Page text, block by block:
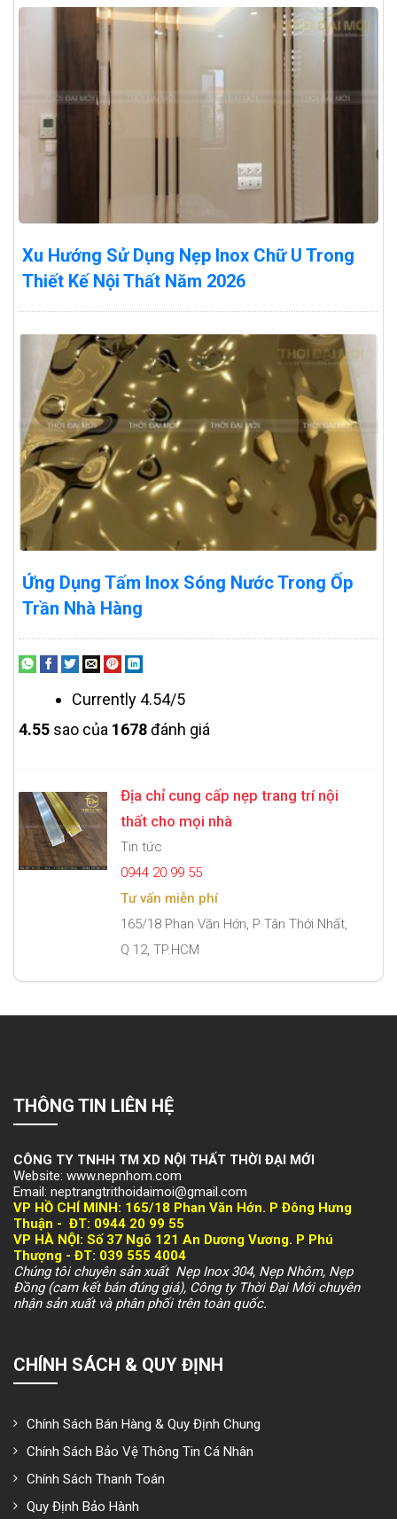
Xu Hướng Sử Dụng Nẹp Inox Chữ U Trong
Thiết Kế Nội Thất Năm 2026
Ứng Dụng Tấm Inox Sóng Nước Trong Ốp
Trần Nhà Hàng
Currently 4.54/5
4.55 sao của 1678đánh giá
Địa chỉ cung cấp nẹp trang trí nội
thất cho mọi nhà
Tin tức
0944 20 99 55
Tư vấn miễn phí
165/18 Phan Văn Hớn, P Tân Thới Nhất,
Q 12, TP.HCM
THÔNG TIN LIÊN HỆ
CÔNG TY TNHH TM XD NỘI THẤT THỜI ĐẠI MỚI
Website: www.nepnhom.com
Email: neptrangtrithoidaimoi@gmail.com
VP HỒ CHÍ MINH: 165/18 Phan Văn Hớn. P Đông Hưng
Thuận - ĐT: 0944 20 99 55
VP HÀ NỘI: Số 37 Ngõ 121 An Dương Vương. P Phú
Thượng - ĐT: 039 555 4004
Chúng tôi chuyên sản xuất Nẹp Inox 304, Nẹp Nhôm, Nẹp
Đồng (cam kết bán đúng giá), Công ty Thời Đại Mới chuyên
nhận sản xuất và phân phối trên toàn quốc.
CHÍNH SÁCH & QUY ĐỊNH
Chính Sách Bán Hàng & Quy Định Chung
Chính Sách Bảo Vệ Thông Tin Cá Nhân
Chính Sách Thanh Toán
Quy Định Bảo Hành